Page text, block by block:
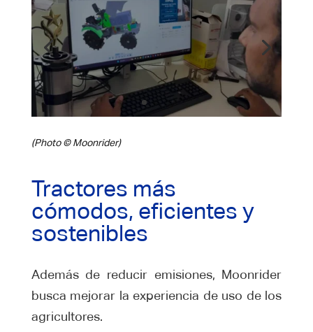
(Photo © Moonrider)
Tractores más
cómodos, eficientes y
sostenibles
Además de reducir emisiones, Moonrider
busca mejorar la experiencia de uso de los
agricultores.